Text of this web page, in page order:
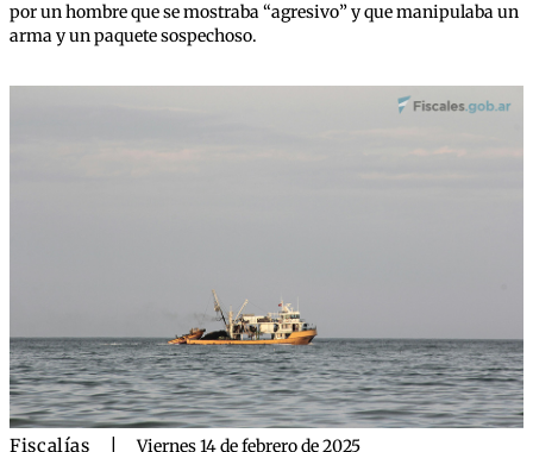
por un hombre que se mostraba “agresivo” y que manipulaba un
arma y un paquete sospechoso.
Fiscalías Viernes 14 de febrero de 2025